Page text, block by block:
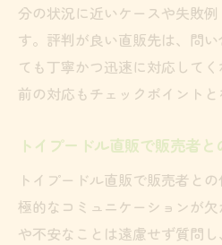
分の状況に近いケースや失敗
す。評判が良い直販先は、問
ても丁寧かつ迅速に対応して
前の対応もチェックポイントと
トイプードル直販で販売者
トイプードル直販で販売者と
極的なコミュニケーションが
や不安なことは遠慮せず質問